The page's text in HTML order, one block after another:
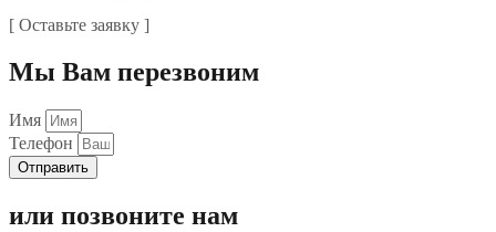
[ Оставьте заявку ]
Мы Вам перезвоним
Имя
Телефон
Отправить
или позвоните нам